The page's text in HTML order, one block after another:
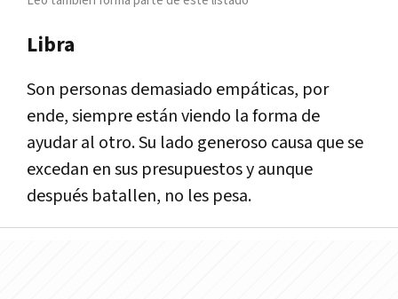
Libra
Son personas demasiado empáticas, por
ende, siempre están viendo la forma de
ayudar al otro. Su lado generoso causa que se
excedan en sus presupuestos y aunque
después batallen, no les pesa.